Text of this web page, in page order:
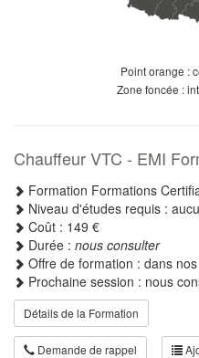
Point orange :
Zone foncée :
Chauffeur VTC - EMI
Formation Formations
Niveau d'études requis :
Coût : 149 €
Durée : nous consulter
Offre de formation : dans
Prochaine session : nous
Détails de la Formation
Demande de rappel